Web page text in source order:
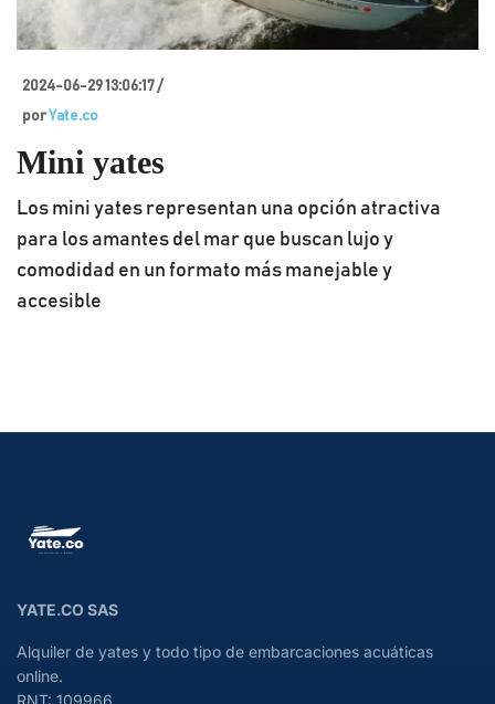
2024-06-29 13:06:17 /
porYate.co
Mini yates
Los mini yates representan una opción atractiva
para los amantes del mar que buscan lujo y
comodidad en un formato más manejable y
accesible
YATE.CO SAS
Alquiler de yates y todo tipo de embarcaciones acuáticas
online.
RNT: 109966